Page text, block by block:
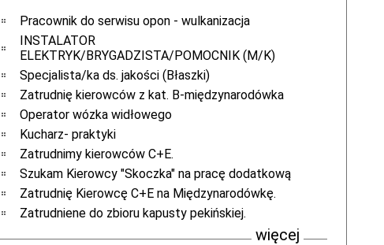
Pracownik do serwisu opon - wulkanizacja
INSTALATOR
ELEKTRYK/BRYGADZISTA/POMOCNIK (M/K)
Specjalista/ka ds. jakości (Błaszki)
Zatrudnię kierowców z kat. B-międzynarodówka
Operator wózka widłowego
Kucharz- praktyki
Zatrudnimy kierowców C+E.
Szukam Kierowcy "Skoczka" na pracę dodatkową
Zatrudnię Kierowcę C+E na Międzynarodówkę.
Zatrudniene do zbioru kapusty pekińskiej.
więcej